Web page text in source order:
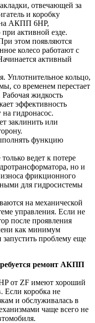
отвечающей за
и коробку
на АКПП 6HP,
активной езде.
этом появляются
колесо работают с
активный
Уплотнительное кольцо,
со временем перестает
жидкость
эффективность
гидронасос.
заклинить или
функцию
ведет к потере
но и
фрикционного
для гидросистемы
на механической
управления. Если не
после проявления
как минимум
запустить проблему еще
ремонт АКПП
от ZF имеют хороший
Если коробка не
и обслуживалась в
чаще всего не